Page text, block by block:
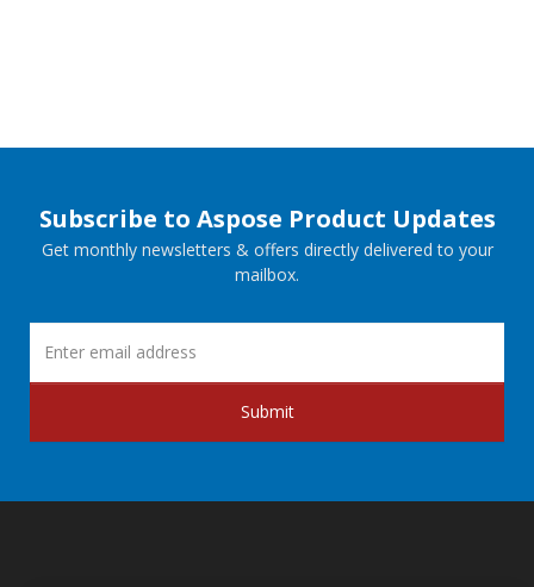
Subscribe to Aspose Product Updates
Get monthly newsletters & offers directly delivered to your
mailbox.
Submit